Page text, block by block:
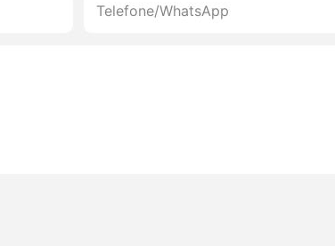
Telefone/WhatsApp